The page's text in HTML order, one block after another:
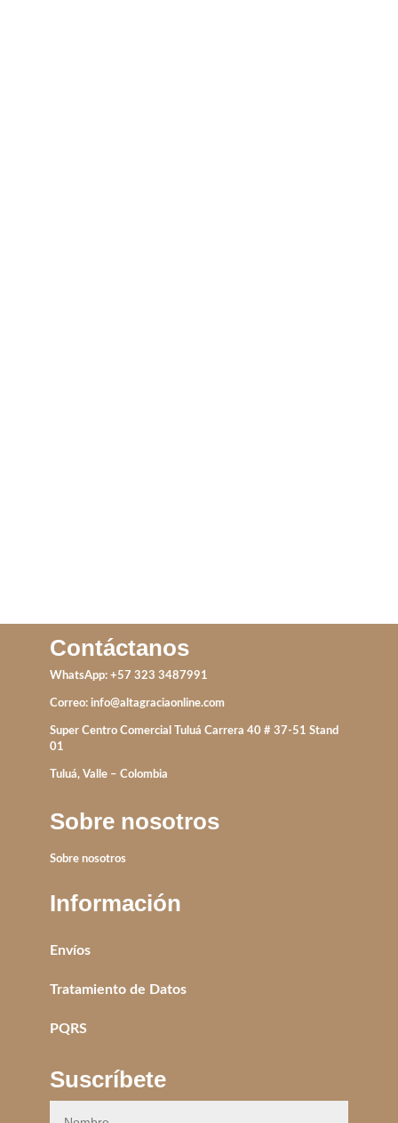
Contáctanos
WhatsApp: +57 323 3487991
Correo: info@altagraciaonline.com
Super Centro Comercial Tuluá Carrera 40 # 37-51 Stand
01
Tuluá, Valle – Colombia
Sobre nosotros
Sobre nosotros
Información
Envíos
Tratamiento de Datos
PQRS
Suscríbete